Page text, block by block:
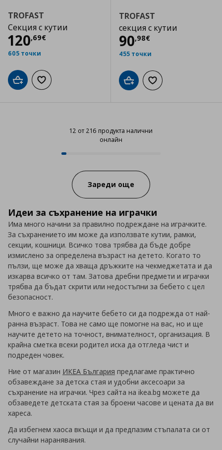
TROFAST
Секция с кутии
120,69€
Цена
605 точки
Добави в кошницата
Добави към списъка с любими
TROFAST
секция с кутии
90,98€
Цена
455 точки
Добави в кошницата
Добави към
12 от 216 продукта налични
онлайн
12 от 216 продукта налични
Progress:
Зареди още
Идеи за съхранение на играчки
Има много начини за правилно подреждане на играчките.
За съхранението им може да използвате кутии, рамки,
секции, кошници. Всичко това трябва да бъде добре
измислено за определена възраст на детето. Когато то
пълзи, ще може да хваща дръжките на чекмеджетата и да
изкарва всичко от там. Затова дребни предмети и играчки
трябва да бъдат скрити или недостъпни за бебето с цел
безопасност.
Много е важно да научите бебето си да подрежда от най-
ранна възраст. Това не само ще помогне на вас, но и ще
научите детето на точност, внимателност, организация. В
крайна сметка всеки родител иска да отгледа чист и
подреден човек.
Ние от магазин ИКЕА България предлагаме практично
обзавеждане за детска стая и удобни аксесоари за
съхранение на играчки. Чрез сайта на ikea.bg можете да
обзаведете детската стая за броени часове и цената да ви
хареса.
Да избегнем хаоса вкъщи и да предпазим стъпалата си от
случайни наранявания.